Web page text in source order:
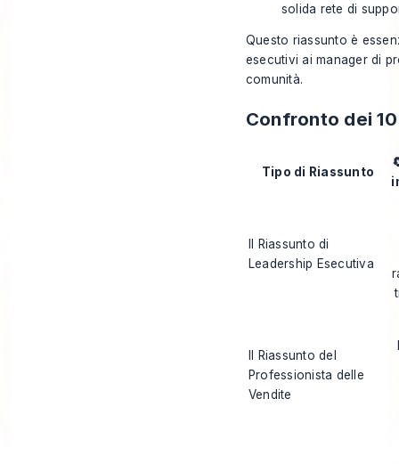
solida rete di
Questo riassunto è
esecutivi ai manager di
comunità.
Confronto dei
Tipo di Riassunto
Il Riassunto di
Leadership Esecutiva
Il Riassunto del
Professionista delle
Vendite